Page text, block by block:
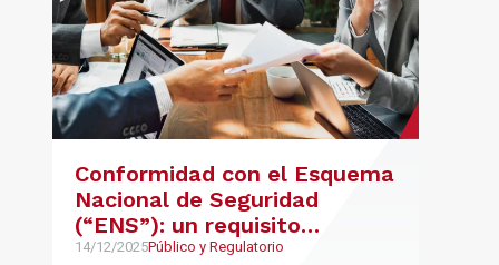
Conformidad con el Esquema
Nacional de Seguridad
(“ENS”): un requisito
determinante en las
14/12/2025Público y Regulatorio